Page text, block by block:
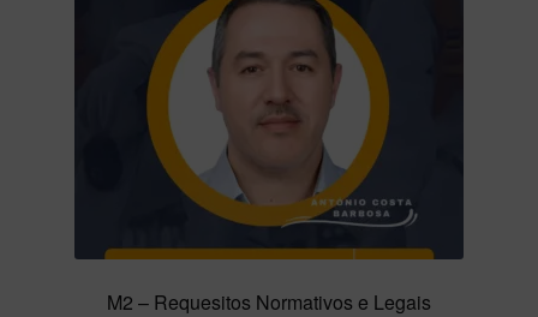
M2 – Requesitos Normativos e Legais